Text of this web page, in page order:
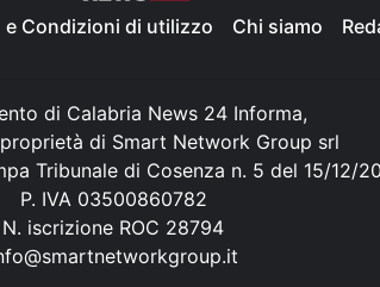
e Condizioni di utilizzo Chi siamo
di Calabria News 24 Informa,
di Smart Network Group srl
Tribunale di Cosenza n. 5 del 15/12/
P. IVA 03500860782
N. iscrizione ROC 28794